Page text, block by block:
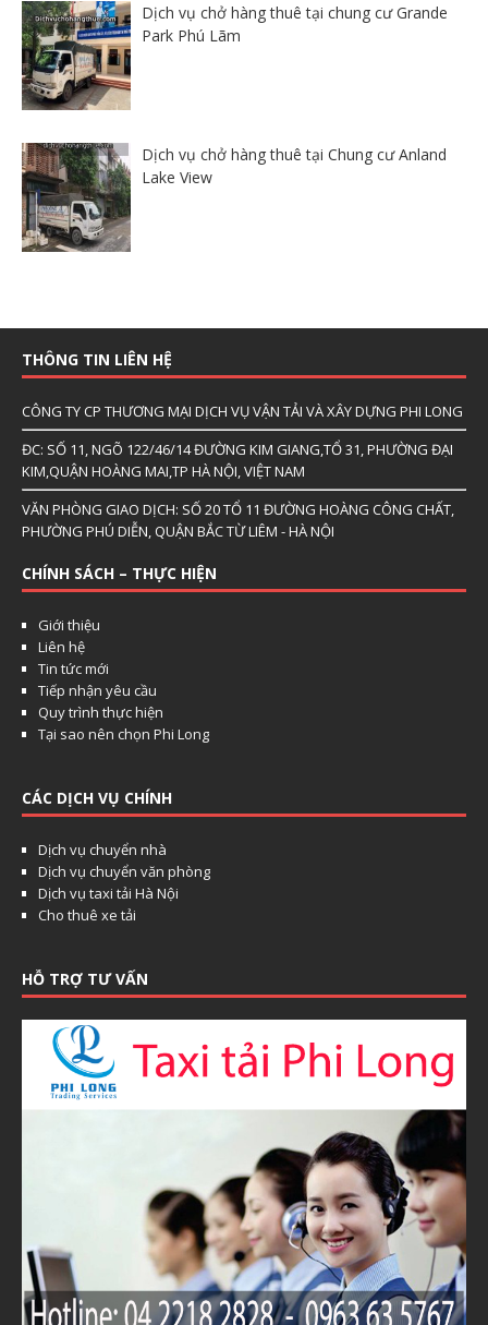
Dịch vụ chở hàng thuê tại chung cư Grande
Park Phú Lãm
Dịch vụ chở hàng thuê tại Chung cư Anland
Lake View
THÔNG TIN LIÊN HỆ
CÔNG TY CP THƯƠNG MẠI DỊCH VỤ VẬN TẢI VÀ XÂY DỰNG PHI LONG
ĐC: SỐ 11, NGÕ 122/46/14 ĐƯỜNG KIM GIANG,TỔ 31, PHƯỜNG ĐẠI
KIM,QUẬN HOÀNG MAI,TP HÀ NỘI, VIỆT NAM
VĂN PHÒNG GIAO DỊCH: SỐ 20 TỔ 11 ĐƯỜNG HOÀNG CÔNG CHẤT,
PHƯỜNG PHÚ DIỄN, QUẬN BẮC TỪ LIÊM - HÀ NỘI
CHÍNH SÁCH – THỰC HIỆN
Giới thiệu
Liên hệ
Tin tức mới
Tiếp nhận yêu cầu
Quy trình thực hiện
Tại sao nên chọn Phi Long
CÁC DỊCH VỤ CHÍNH
Dịch vụ chuyển nhà
Dịch vụ chuyển văn phòng
Dịch vụ taxi tải Hà Nội
Cho thuê xe tải
HỖ TRỢ TƯ VẤN